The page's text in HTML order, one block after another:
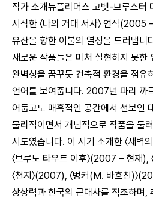
작가 소개뉴플리머스 고벳-브루스터
시작한 〈나의 거대 서사〉 연작(2005
유산을 향한 이불의 열정을 드러냅니
새로운 작품들은 미처 실현하지 못한
완벽성을 꿈꾸듯 건축적 환경을 점유
언어를 보여줍니다. 2007년 파리 까
어둡고도 매혹적인 공간에서 선보인
물리적이면서 개념적으로 작품을 둘
시도였습니다. 이 시기 소개한 〈새벽
〈브루노 타우트 이후〉(2007 – 현재),
〈천지〉(2007), 〈벙커(M. 바흐친)〉
상상력과 한국의 근대사를 직조하며,